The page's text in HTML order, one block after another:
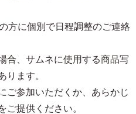
方に個別で日程調整のご連絡
合、サムネに使用する商品写
ります。
参加いただくか、あらかじ
ご提供ください。